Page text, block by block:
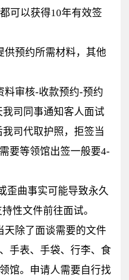
可以获得10年有效签
供预约所需材料，其他
料审核-收款预约-预约
司同事通知客人面试
司代取护照，拒签当
要等领馆出签一般要4-
歪曲事实可能导致永久
性文件前往面试。
天除了面谈需要的文件
手表、手袋、行李、食
馆。申请人需要自行找